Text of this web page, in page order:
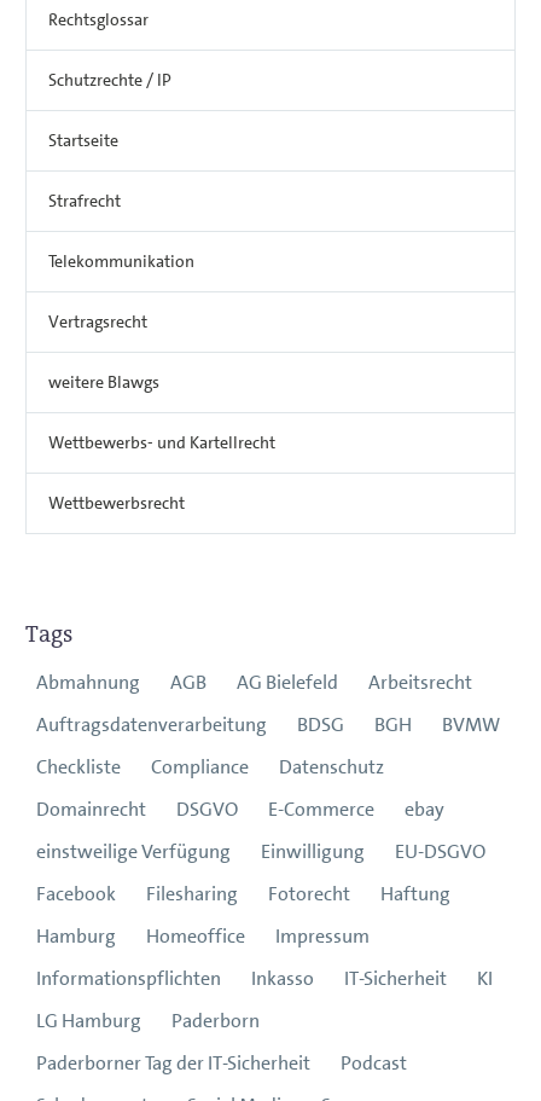
Rechtsglossar
Schutzrechte / IP
Startseite
Strafrecht
Telekommunikation
Vertragsrecht
weitere Blawgs
Wettbewerbs- und Kartellrecht
Wettbewerbsrecht
Tags
Abmahnung AGB AG Bielefeld
Arbeitsrecht
Auftragsdatenverarbeitung
BDSG BGH
BVMW
Checkliste
Compliance
Datenschutz
Domainrecht
DSGVO E-Commerce
ebay
einstweilige Verfügung
Einwilligung
EU-DSGVO
Facebook
Filesharing Fotorecht
Haftung
Hamburg
Homeoffice
Impressum
Informationspflichten
Inkasso IT-Sicherheit
KI
LG Hamburg
Paderborn
Paderborner Tag der IT-Sicherheit
Podcast